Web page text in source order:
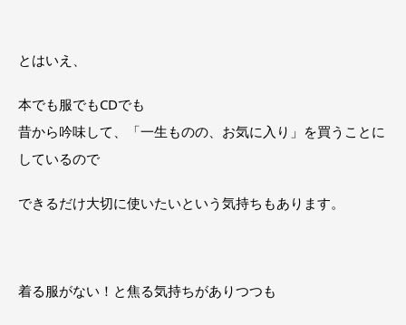
とはいえ、
本でも服でもCDでも
昔から吟味して、「一生ものの、お気に入り」を買うことに
しているので
できるだけ大切に使いたいという気持ちもあります。
着る服がない！と焦る気持ちがありつつも